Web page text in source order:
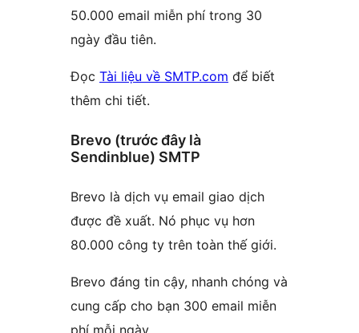
50.000 email miễn phí trong 30
ngày đầu tiên.
Đọc Tài liệu về SMTP.com để biết
thêm chi tiết.
Brevo (trước đây là
Sendinblue) SMTP
Brevo là dịch vụ email giao dịch
được đề xuất. Nó phục vụ hơn
80.000 công ty trên toàn thế giới.
Brevo đáng tin cậy, nhanh chóng và
cung cấp cho bạn 300 email miễn
phí mỗi ngày.